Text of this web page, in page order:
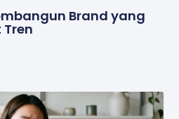
Brand yang